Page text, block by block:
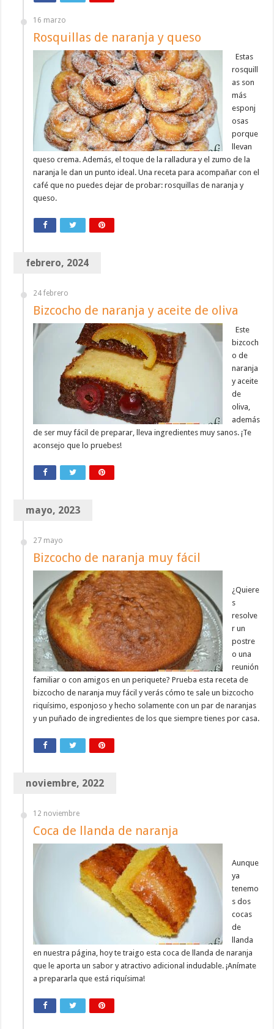
16 marzo
Rosquillas de naranja y queso
Estas
rosquill
as son
más
esponj
osas
porque
llevan
queso crema. Además, el toque de la ralladura y el zumo de la
naranja le dan un punto ideal. Una receta para acompañar con el
café que no puedes dejar de probar: rosquillas de naranja y
queso.
febrero, 2024
24 febrero
Bizcocho de naranja y aceite de oliva
Este
bizcoch
o de
naranja
y aceite
de
oliva,
además
de ser muy fácil de preparar, lleva ingredientes muy sanos. ¡Te
aconsejo que lo pruebes!
mayo, 2023
27 mayo
Bizcocho de naranja muy fácil
¿Quiere
s
resolve
r un
postre
o una
reunión
familiar o con amigos en un periquete? Prueba esta receta de
bizcocho de naranja muy fácil y verás cómo te sale un bizcocho
riquísimo, esponjoso y hecho solamente con un par de naranjas
y un puñado de ingredientes de los que siempre tienes por casa.
noviembre, 2022
12 noviembre
Coca de llanda de naranja
Aunque
ya
tenemo
s dos
cocas
de
llanda
en nuestra página, hoy te traigo esta coca de llanda de naranja
que le aporta un sabor y atractivo adicional indudable. ¡Anímate
a prepararla que está riquísima!